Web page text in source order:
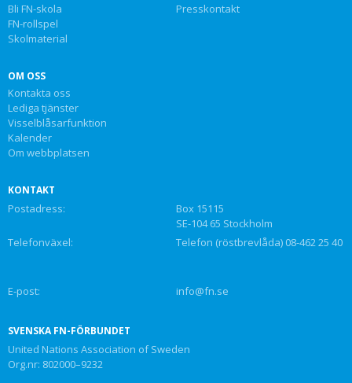
Bli FN-skola
FN-rollspel
Skolmaterial
Presskontakt
OM OSS
Kontakta oss
Lediga tjänster
Visselblåsarfunktion
Kalender
Om webbplatsen
KONTAKT
Postadress:
Box 15115
SE-104 65 Stockholm
Telefonväxel:
Telefon (röstbrevlåda) 08-462 25 40
E-post: info@fn.se
SVENSKA FN-FÖRBUNDET
United Nations Association of Sweden
Org.nr: 802000–9232